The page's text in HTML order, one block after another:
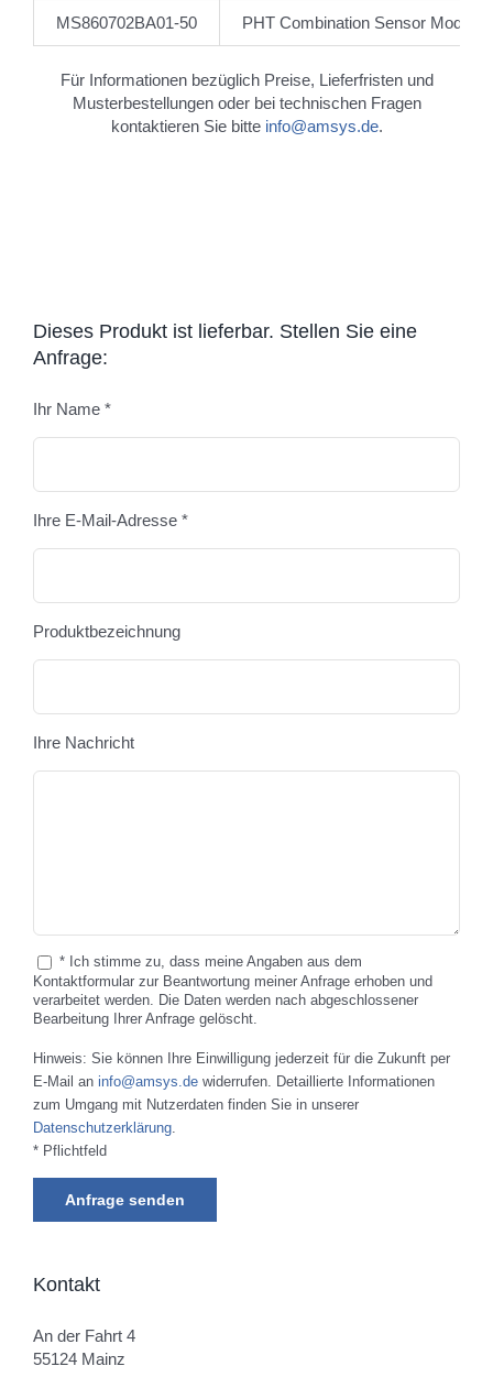
MS860702BA01-50 PHT Combination Sensor Module
Für Informationen bezüglich Preise, Lieferfristen und
Musterbestellungen oder bei technischen Fragen
kontaktieren Sie bitte info@amsys.de.
Dieses Produkt ist lieferbar. Stellen Sie eine
Anfrage:
Ihr Name *
Ihre E-Mail-Adresse *
Produktbezeichnung
Ihre Nachricht
* Ich stimme zu, dass meine Angaben aus dem
Kontaktformular zur Beantwortung meiner Anfrage erhoben und
verarbeitet werden. Die Daten werden nach abgeschlossener
Bearbeitung Ihrer Anfrage gelöscht.
Hinweis: Sie können Ihre Einwilligung jederzeit für die Zukunft per
E-Mail an info@amsys.de widerrufen. Detaillierte Informationen
zum Umgang mit Nutzerdaten finden Sie in unserer
Datenschutzerklärung.
* Pflichtfeld
Kontakt
An der Fahrt 4
55124 Mainz